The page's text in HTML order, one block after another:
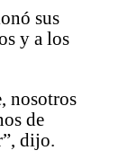
sus
y a los
nosotros
de
dijo.